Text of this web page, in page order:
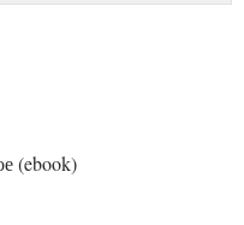
(ebook)